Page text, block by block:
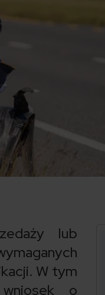
lub
W tym
o